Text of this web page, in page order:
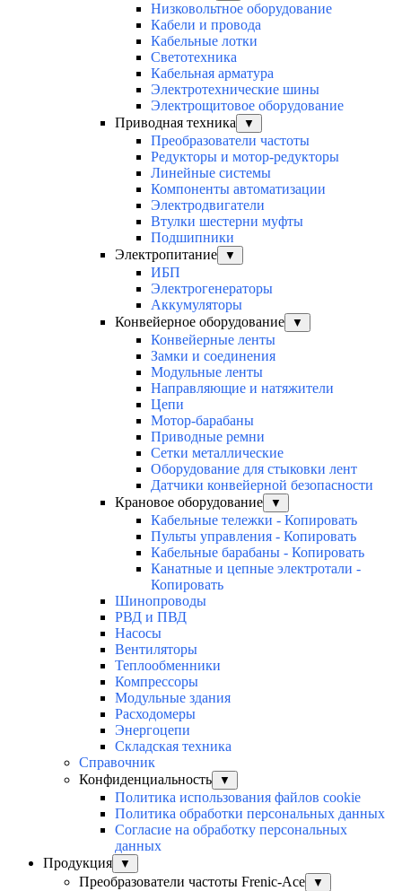
Низковольтное оборудование
Кабели и провода
Кабельные лотки
Светотехника
Кабельная арматура
Электротехнические шины
Электрощитовое оборудование
Приводная техника
▼
Преобразователи частоты
Редукторы и мотор-редукторы
Линейные системы
Компоненты автоматизации
Электродвигатели
Втулки шестерни муфты
Подшипники
Электропитание
▼
ИБП
Электрогенераторы
Аккумуляторы
Конвейерное оборудование
▼
Конвейерные ленты
Замки и соединения
Модульные ленты
Направляющие и натяжители
Цепи
Мотор-барабаны
Приводные ремни
Сетки металлические
Оборудование для стыковки лент
Датчики конвейерной безопасности
Крановое оборудование
▼
Кабельные тележки - Копировать
Пульты управления - Копировать
Кабельные барабаны - Копировать
Канатные и цепные электротали -
Копировать
Шинопроводы
РВД и ПВД
Насосы
Вентиляторы
Теплообменники
Компрессоры
Модульные здания
Расходомеры
Энергоцепи
Складская техника
Справочник
Конфиденциальность
▼
Политика использования файлов cookie
Политика обработки персональных данных
Согласие на обработку персональных
данных
Продукция
▼
Преобразователи частоты Frenic-Ace ▼